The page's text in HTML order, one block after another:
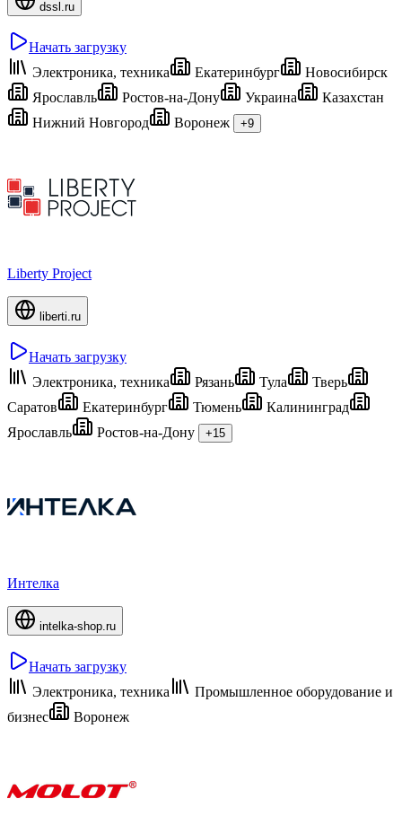
dssl.ru
Начать загрузку
Электроника, техника
Екатеринбург
Новосибирск
Ярославль
Ростов-на-Дону Украина
Казахстан
Нижний Новгород
Воронеж +9
Liberty Project
liberti.ru
Начать загрузку
Электроника, техника
Рязань Тула
Тверь
Саратов
Екатеринбург Тюмень
Калининград
Ярославль
Ростов-на-Дону +15
Интелка
intelka-shop.ru
Начать загрузку
Электроника, техника
Промышленное оборудование и
бизнес
Воронеж